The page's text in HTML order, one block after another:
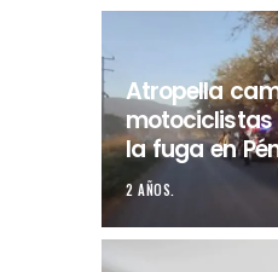
Atropella
la fuga en
2 AÑOS.